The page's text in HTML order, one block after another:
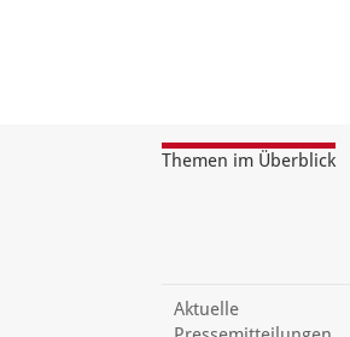
Themen im Überblick
Aktuelle